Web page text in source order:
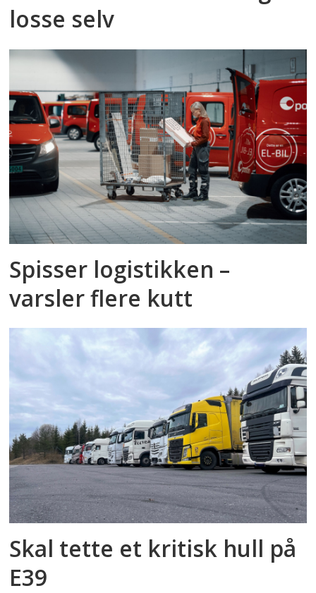
losse selv
Spisser logistikken –
varsler flere kutt
Skal tette et kritisk hull på
E39